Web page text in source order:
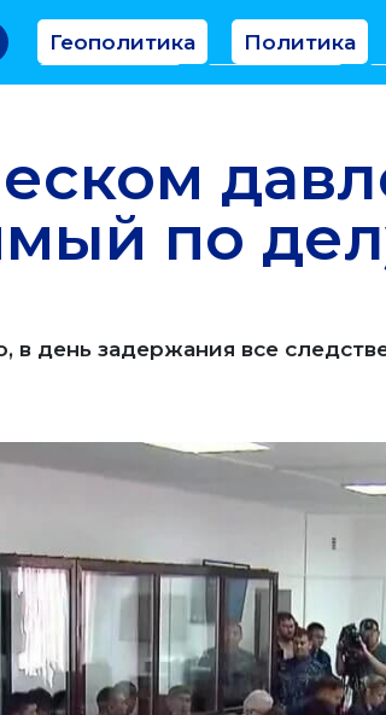
Геополитика Политика
Аналитика
Интервью
по
в день задержания все